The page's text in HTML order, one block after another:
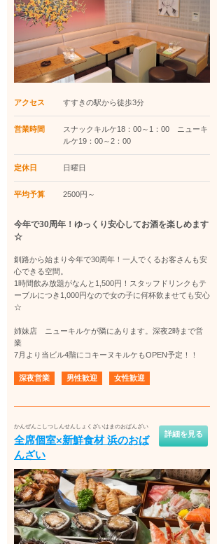
アクセス すすきの駅から徒歩3分
営業時間
スナックキルケ18：00～1：00 ニューキ
ルケ19：00～2：00
定休日 日曜日
平均予算 2500円～
今年で30周年！ゆっくり安心してお酒を楽しめます
☆
釧路から始まり今年で30周年！一人でくるお客さんも安
心できる空間。
1時間飲み放題がなんと1,500円！スタッフドリンクもテ
ーブルにつき1,000円なので女の子に何杯飲ませても安心
☆
姉妹店 ニューキルケが隣にあります。深夜2時まで営
業
7月より当ビル4階にコキーヌキルケもOPEN予定！！
深夜営業 男性歓迎 女性歓迎
かんぜんこしつしんせんしょくざいはまのおばんざい
全席個室×新鮮食材 浜のおば
んざい
詳細を見る